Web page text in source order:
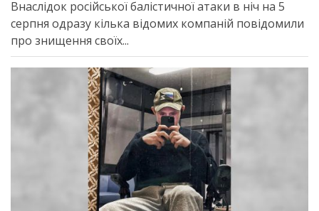
Внаслідок російської балістичної атаки в ніч на 5
серпня одразу кілька відомих компаній повідомили
про знищення своїх...